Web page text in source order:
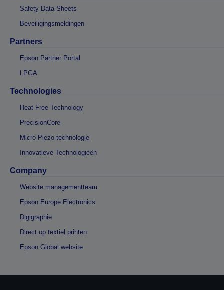
Safety Data Sheets
Beveiligingsmeldingen
Partners
Epson Partner Portal
LPGA
Technologies
Heat-Free Technology
PrecisionCore
Micro Piezo-technologie
Innovatieve Technologieën
Company
Website managementteam
Epson Europe Electronics
Digigraphie
Direct op textiel printen
Epson Global website